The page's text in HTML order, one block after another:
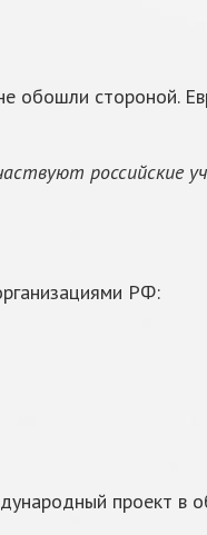
обошли стороной.
российские
РФ:
проект в